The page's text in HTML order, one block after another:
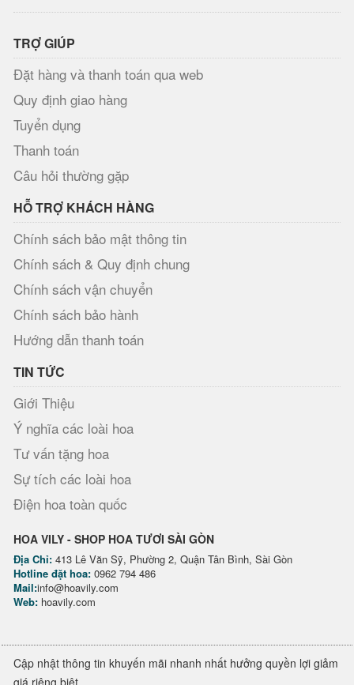
TRỢ GIÚP
Đặt hàng và thanh toán qua web
Quy định giao hàng
Tuyển dụng
Thanh toán
Câu hỏi thường gặp
HỖ TRỢ KHÁCH HÀNG
Chính sách bảo mật thông tin
Chính sách & Quy định chung
Chính sách vận chuyển
Chính sách bảo hành
Hướng dẫn thanh toán
TIN TỨC
Giới Thiệu
Ý nghĩa các loài hoa
Tư vấn tặng hoa
Sự tích các loài hoa
Điện hoa toàn quốc
HOA VILY - SHOP HOA TƯƠI SÀI GÒN
Địa Chỉ: 413 Lê Văn Sỹ, Phường 2, Quận Tân Bình, Sài Gòn
Hotline đặt hoa: 0962 794 486
Mail:info@hoavily.com
Web: hoavily.com
Cập nhật thông tin khuyến mãi nhanh nhất hưởng quyền lợi giảm
giá riêng biệt